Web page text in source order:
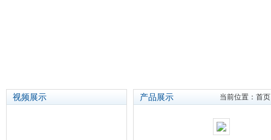
视频展示 产品展示 当前位置： 首页